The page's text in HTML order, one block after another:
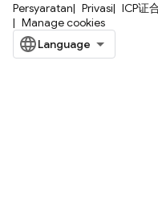
Persyaratan Privasi
ICP证
Manage cookies